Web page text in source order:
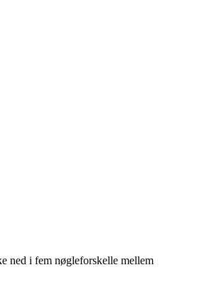
ned i fem nøgleforskelle mellem